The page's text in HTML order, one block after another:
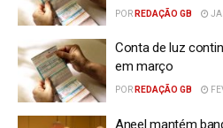
POR REDAÇÃO GB
Conta de luz
em março
POR REDAÇÃO GB
Aneel mantém